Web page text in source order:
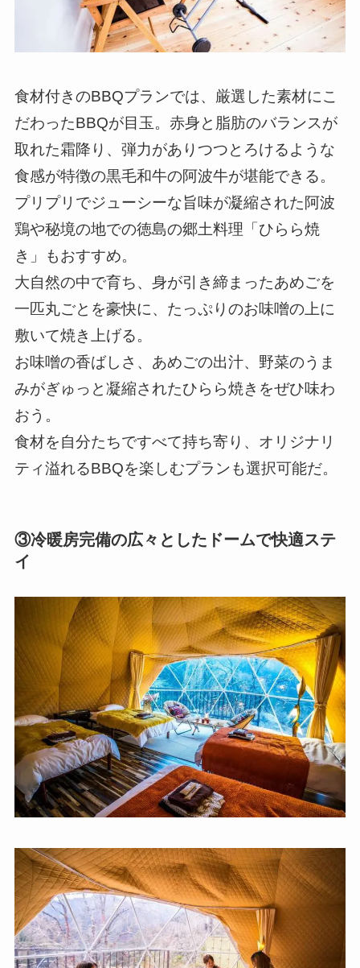
食材付きのBBQプランでは、厳選した素材にこ
だわったBBQが目玉。赤身と脂肪のバランスが
取れた霜降り、弾力がありつつとろけるような
食感が特徴の黒毛和牛の阿波牛が堪能できる。
プリプリでジューシーな旨味が凝縮された阿波
鶏や秘境の地での徳島の郷土料理「ひらら焼
き」もおすすめ。
大自然の中で育ち、身が引き締まったあめごを
一匹丸ごとを豪快に、たっぷりのお味噌の上に
敷いて焼き上げる。
お味噌の香ばしさ、あめごの出汁、野菜のうま
みがぎゅっと凝縮されたひらら焼きをぜひ味わ
おう。
食材を自分たちですべて持ち寄り、オリジナリ
ティ溢れるBBQを楽しむプランも選択可能だ。
③冷暖房完備の広々としたドームで快適ステ
イ